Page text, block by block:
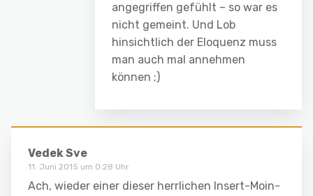
angegriffen gefühlt – so war es
nicht gemeint. Und Lob
hinsichtlich der Eloquenz muss
man auch mal annehmen
können ;)
Vedek Sve
11. Juni 2015 um 0:28 Uhr
Ach, wieder einer dieser herrlichen Insert-Moin-